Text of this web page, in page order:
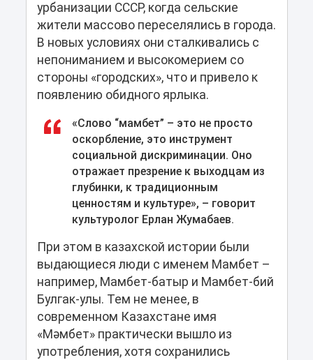
урбанизации СССР, когда сельские
жители массово переселялись в города.
В новых условиях они сталкивались с
непониманием и высокомерием со
стороны «городских», что и привело к
появлению обидного ярлыка.
«Слово “мамбет” – это не просто
оскорбление, это инструмент
социальной дискриминации. Оно
отражает презрение к выходцам из
глубинки, к традиционным
ценностям и культуре», – говорит
культуролог Ерлан Жумабаев.
При этом в казахской истории были
выдающиеся люди с именем Мамбет –
например, Мамбет-батыр и Мамбет-бий
Булгак-улы. Тем не менее, в
современном Казахстане имя
«Мәмбет» практически вышло из
употребления, хотя сохранились